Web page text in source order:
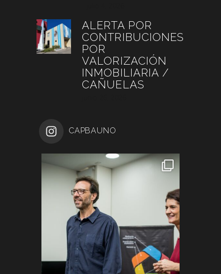
ALERTA POR
CONTRIBUCIONES
POR
VALORIZACIÓN
INMOBILIARIA /
CAÑUELAS
CAPBAUNO